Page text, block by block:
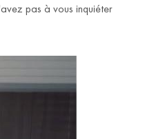
pas à vous inquiéter